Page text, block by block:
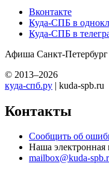
Вконтакте
Куда-СПБ в
Куда-СПБ в
Афиша Санкт-
© 2013–2026
куда-спб.ру | kuda-spb.ru
Контакты
Сообщить об
Наша электронная
mailbox@kuda-